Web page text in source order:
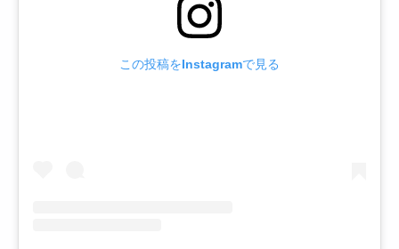
この投稿をInstagramで見る